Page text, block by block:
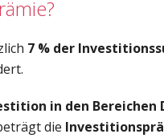
7 % der
in den
die